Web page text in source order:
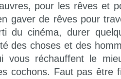
pour les rêves et
gaver de rêves pour
du cinéma, durer
des choses et des
vous réchauffent le
cochons. Faut pas être